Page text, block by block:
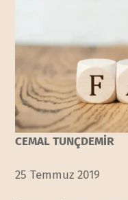
CEMAL TUNÇDEMİR
25 Temmuz 2019